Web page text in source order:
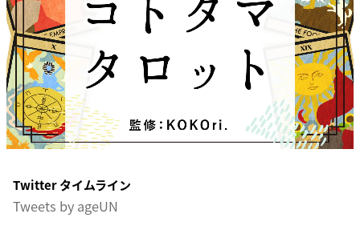
Twitter タイムライン
Tweets by ageUN